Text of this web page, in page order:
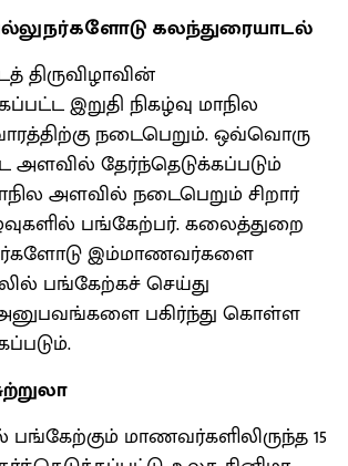
கலந்துரையாடல்
திருவிழாவின்
இறுதி நிகழ்வு மாநில
நடைபெறும். ஒவ்வொரு
அளவில் தேர்ந்தெடுக்கப்படும்
அளவில் நடைபெறும் சிறார்
பங்கேற்பர். கலைத்துறை
இம்மாணவர்களை
பங்கேற்கச் செய்து
பகிர்ந்து கொள்ள
மாணவர்களிலிருந்த 15